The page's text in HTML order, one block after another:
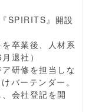
SPIRITS』開設
卒業後、人材系
退社）
研修を担当しな
バーテンダー。
会社登記を開